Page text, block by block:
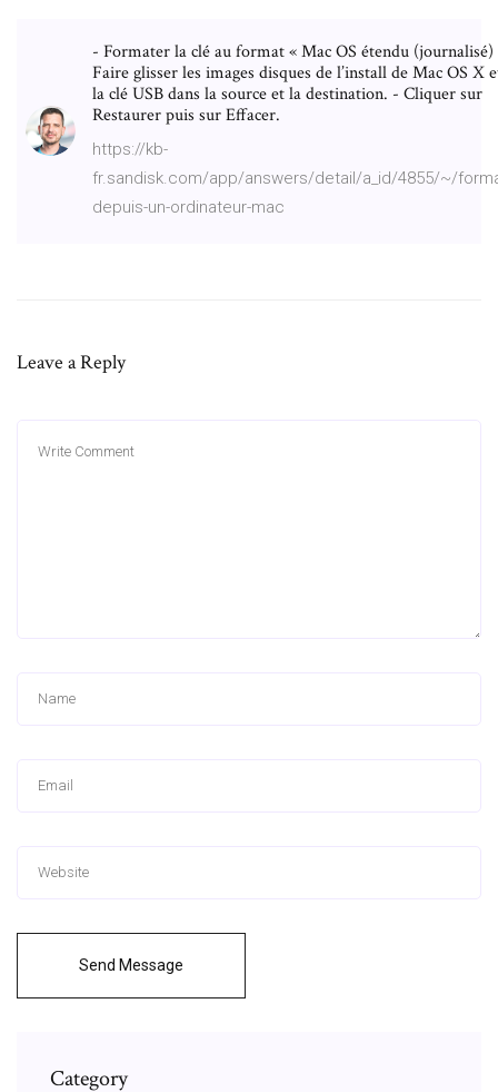
- Formater la clé au format « Mac OS étendu (journalisé)
Faire glisser les images disques de l’install de Mac OS X
la clé USB dans la source et la destination. - Cliquer sur
Restaurer puis sur Effacer.
https://kb-
fr.sandisk.com/app/answers/detail/a_id/4855/~/
depuis-un-ordinateur-mac
Leave a Reply
Send Message
Category